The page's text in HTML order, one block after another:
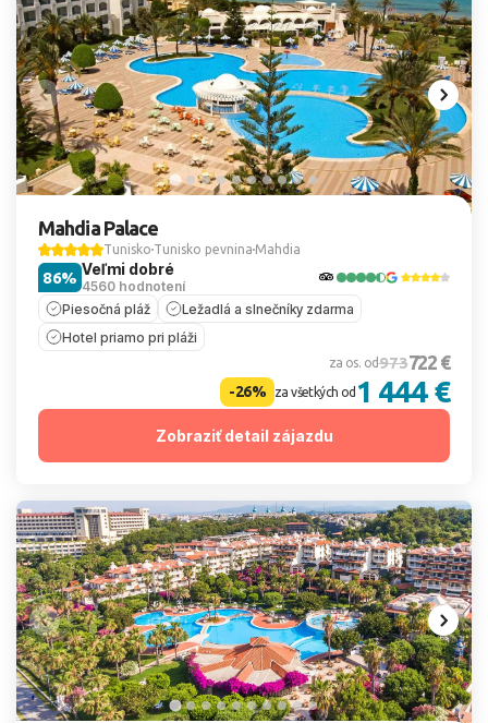
Mahdia Palace
Tunisko Tunisko pevnina Mahdia
Veľmi dobré
4560 hodnotení
86%
Piesočná pláž
Ležadlá a slnečníky zdarma
Hotel priamo pri pláži
za os. od973722 €
-26% za všetkých od 1 444 €
Zobraziť detail zájazdu